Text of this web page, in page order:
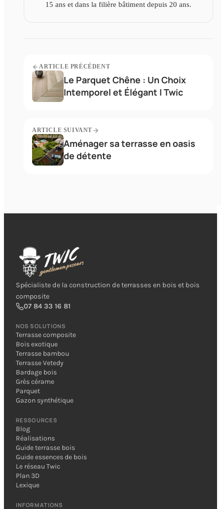
15 ans et dans la filière bâtiment depuis 20 ans.
ARTICLE PRÉCÉDENT
Le Parquet Chêne : Un Choix
Intemporel et Élégant | Twic
ARTICLE SUIVANT
Aménager sa terrasse en oasis
de détente
Spécialiste de la construction de terrasses en bois et bois
composite
07 84 33 16 81
NOS SOLUTIONS
Terrasse composite
Bois exotique
Terrasse bambou
Terrasse Vetedy
Bardage bois
Grès cérame
Parquet
Gazon synthétique
RESSOURCES
Blog
Réalisations
Guide terrasse bois
Guide essences de bois
Le réseau Twic
Plan 3D
Lexique
INFORMATIONS